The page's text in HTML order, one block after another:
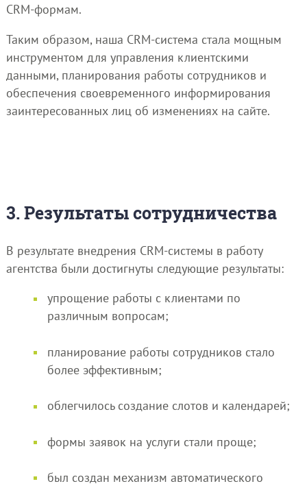
CRM-формам.
Таким образом, наша CRM-система стала мощным
инструментом для управления клиентскими
данными, планирования работы сотрудников и
обеспечения своевременного информирования
заинтересованных лиц об изменениях на сайте.
3. Результаты сотрудничества
В результате внедрения CRM-системы в работу
агентства были достигнуты следующие результаты:
упрощение работы с клиентами по
различным вопросам;
планирование работы сотрудников стало
более эффективным;
облегчилось создание слотов и календарей;
формы заявок на услуги стали проще;
был создан механизм автоматического